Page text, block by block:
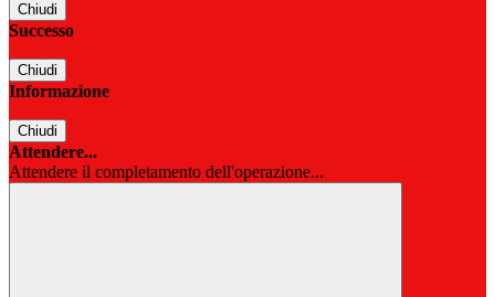
Chiudi
Successo
Chiudi
Informazione
Chiudi
Attendere...
Attendere il completamento dell'operazione...